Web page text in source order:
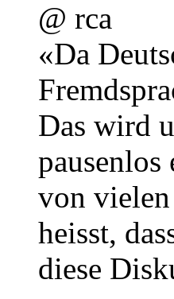
@ rca
«Da
Das wird
pausenlos
von vielen
heisst,
diese